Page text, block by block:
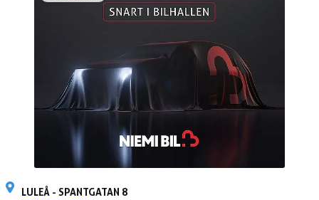
LULEÅ - SPANTGATAN 8